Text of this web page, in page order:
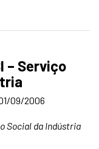
– Serviço
09/2006
Social da Indústria